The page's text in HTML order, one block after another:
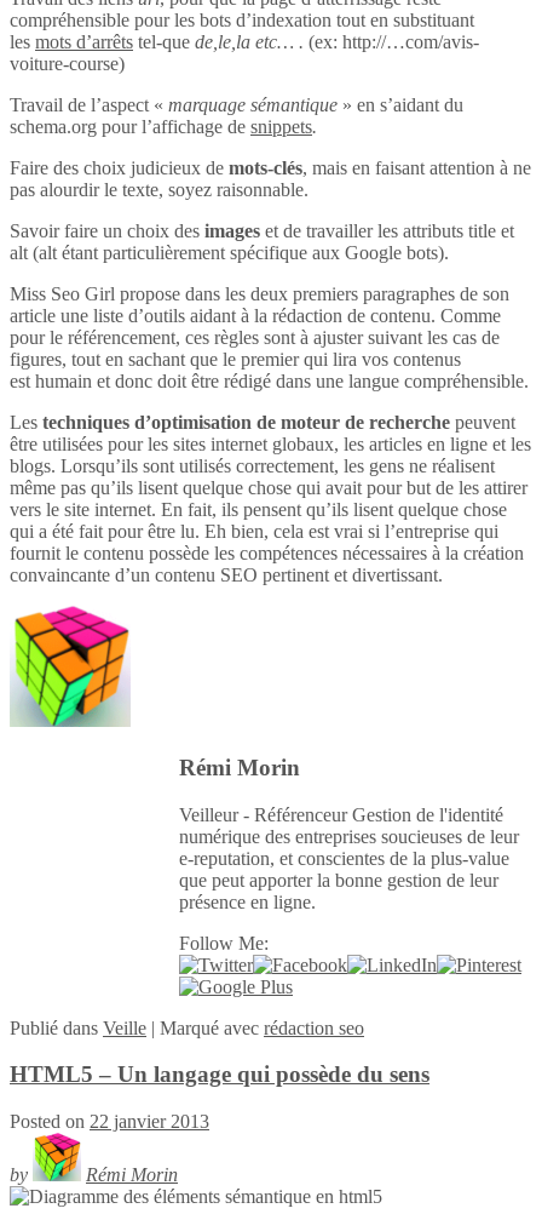
compréhensible pour les bots d’indexation tout en substituant
les mots d’arrêts tel-que de,le,la etc… . (ex: http://…com/avis-
voiture-course)
Travail de l’aspect « marquage sémantique » en s’aidant du
schema.org pour l’affichage de snippets.
Faire des choix judicieux de mots-clés, mais en faisant attention à ne
pas alourdir le texte, soyez raisonnable.
Savoir faire un choix des images et de travailler les attributs title et
alt (alt étant particulièrement spécifique aux Google bots).
Miss Seo Girl propose dans les deux premiers paragraphes de son
article une liste d’outils aidant à la rédaction de contenu. Comme
pour le référencement, ces règles sont à ajuster suivant les cas de
figures, tout en sachant que le premier qui lira vos contenus
est humain et donc doit être rédigé dans une langue compréhensible.
Les techniques d’optimisation de moteur de recherche peuvent
être utilisées pour les sites internet globaux, les articles en ligne et les
blogs. Lorsqu’ils sont utilisés correctement, les gens ne réalisent
même pas qu’ils lisent quelque chose qui avait pour but de les attirer
vers le site internet. En fait, ils pensent qu’ils lisent quelque chose
qui a été fait pour être lu. Eh bien, cela est vrai si l’entreprise qui
fournit le contenu possède les compétences nécessaires à la création
convaincante d’un contenu SEO pertinent et divertissant.
Rémi Morin
Veilleur - Référenceur Gestion de l'identité
numérique des entreprises soucieuses de leur
e-reputation, et conscientes de la plus-value
que peut apporter la bonne gestion de leur
présence en ligne.
Follow Me:
Publié dans Veille | Marqué avec rédaction seo
HTML5 – Un langage qui possède du sens
Posted on 22 janvier 2013
by Rémi Morin